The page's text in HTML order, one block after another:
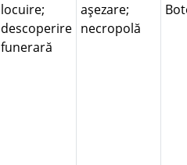
locuire;
descoperire
funerară
aşezare;
necropolă